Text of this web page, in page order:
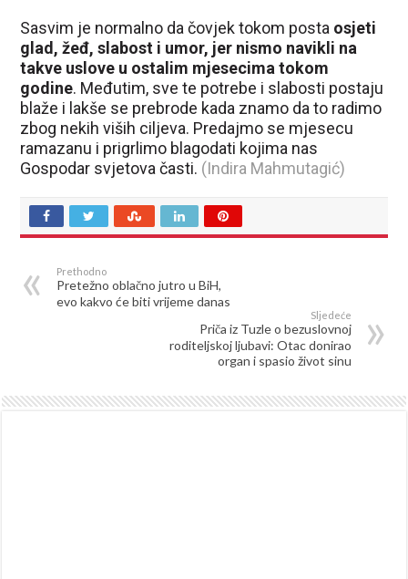
Sasvim je normalno da čovjek tokom posta osjeti
glad, žeđ, slabost i umor, jer nismo navikli na
takve uslove u ostalim mjesecima tokom
godine. Međutim, sve te potrebe i slabosti postaju
blaže i lakše se prebrode kada znamo da to radimo
zbog nekih viših ciljeva. Predajmo se mjesecu
ramazanu i prigrlimo blagodati kojima nas
Gospodar svjetova časti. (Indira Mahmutagić)
Prethodno
Pretežno oblačno jutro u BiH,
evo kakvo će biti vrijeme danas
Sljedeće
Priča iz Tuzle o bezuslovnoj
roditeljskoj ljubavi: Otac donirao
organ i spasio život sinu